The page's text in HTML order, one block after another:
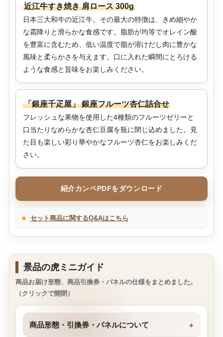
近江牛すき焼き 肩ロース 300g
日本三大和牛の近江牛。その最大の特徴は、きめ細やか
な霜降りと滑らかな食感です。脂肪が均等でオレイン酸
を豊富に含むため、低い温度で脂が溶けだし肉に豊かな
風味と柔らかさを与えます。口に入れた瞬間にとろける
ような食感と旨味をお楽しみください。
「銀座千疋屋」 銀座フルーツ杏仁詰合せ
フレッシュな果物を使用した4種類のフルーツゼリーと
口当たりなめらかな杏仁豆腐を瓶に閉じ込めました。見
た目も楽しい彩り華やかなフルーツ杏仁をお楽しみくだ
さい。
紹介カンペPDFをダウンロード
■ セット商品に関するQ&Aはこちら
景品の虎ミニガイド
商品お届け形態、商品引換券・パネルの仕様をまとめました。
（クリックで開閉）
商品形態・引換券・パネルについて